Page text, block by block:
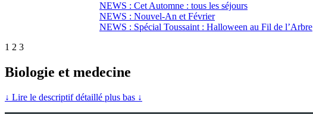
NEWS : Cet Automne : tous les séjours
NEWS : Nouvel-An et Février
NEWS : Spécial Toussaint : Halloween au Fil de l’Arbre
1 2 3
Biologie et medecine
↓ Lire le descriptif détaillé plus bas ↓